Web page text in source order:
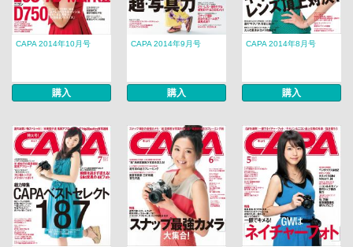
CAPA 2014年10月号
購入
CAPA 2014年9月号
購入
CAPA 2014年8月号
購入